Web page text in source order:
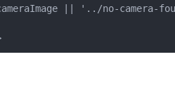
|| '../no-camera-